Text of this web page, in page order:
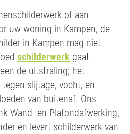
of aan
uw woning in Kampen, de
in Kampen mag niet
schilderwerk gaat
de uitstraling; het
slijtage, vocht, en
van buitenaf. Ons
Wand- en Plafondafwerking,
en levert schilderwerk van